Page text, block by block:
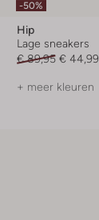
-50%
Hip
Lage sneakers
€ 89,95 € 44,99
+ meer kleuren